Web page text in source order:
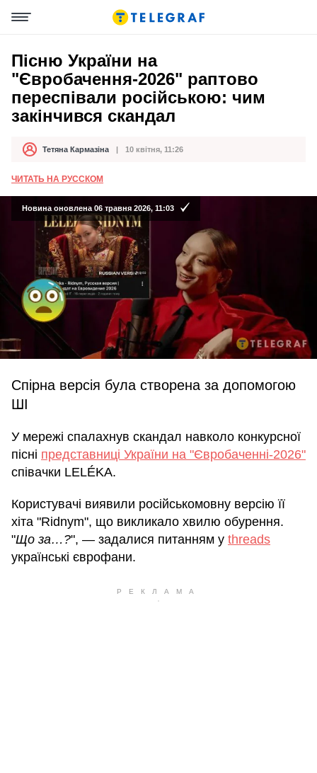
Пісню України на
"Євробачення-2026" раптово
переспівали російською: чим
закінчився скандал
АвторТетяна Кармазіна
Дата публікації 10 квітня, 11:26
ЧИТАТЬ НА РУССКОМ
Новина оновлена 06 травня 2026, 11:03
Спірна версія була створена за допомогою
ШІ
У мережі спалахнув скандал навколо конкурсної
пісні представниці України на "Євробаченні-2026"
співачки LELÉKA.
Користувачі виявили російськомовну версію її
хіта "Ridnym", що викликало хвилю обурення.
"Що за…?", — задалися питанням у threads
українські єврофани.